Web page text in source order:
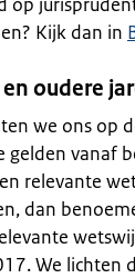
Kijk dan in
oudere
we ons op
gelden vanaf
relevante
dan
We lichten